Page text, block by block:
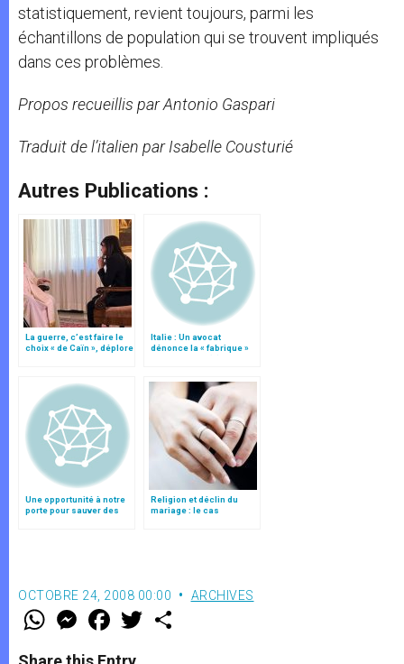
statistiquement, revient toujours, parmi les
échantillons de population qui se trouvent impliqués
dans ces problèmes.
Propos recueillis par Antonio Gaspari
Traduit de l’italien par Isabelle Cousturié
Autres Publications :
La guerre, c’est faire le
choix « de Caïn », déplore
Italie : Un avocat
dénonce la « fabrique »
des divorces (II)
Une opportunité à notre
porte pour sauver des
Religion et déclin du
mariage : le cas
OCTOBRE 24, 2008 00:00 ARCHIVES
W
t
M
e
s
F
a
e
w